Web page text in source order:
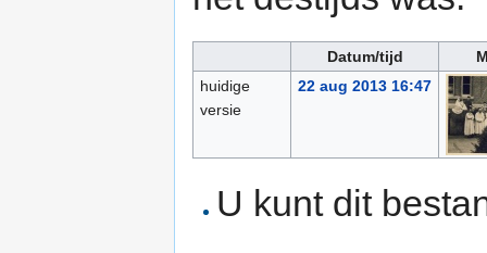
Datum/tijd
huidige
versie
22 aug 2013 16:47
U kunt dit